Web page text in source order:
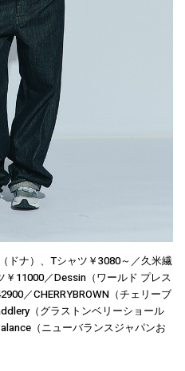
ドナ）、Tシャツ￥3080～／久米繊
11000／Dessin（ワールド プレス
／CHERRYBROWN（チェリーブ
（グラストンベリーショール
（ニューバランスジャパンお